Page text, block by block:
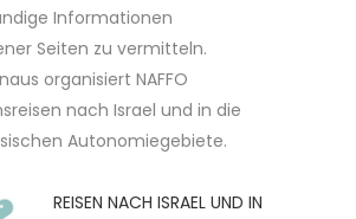
Informationen
Seiten zu vermitteln.
organisiert NAFFO
nach Israel und in die
Autonomiegebiete.
REISEN NACH ISRAEL UND IN